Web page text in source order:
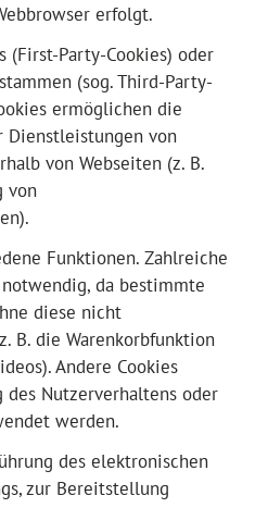
erfolgt.
(First-Party-Cookies) oder
(sog. Third-Party-
ermöglichen die
Dienstleistungen von
von Webseiten (z. B.
von
Funktionen. Zahlreiche
da bestimmte
diese nicht
B. die Warenkorbfunktion
Andere Cookies
des Nutzerverhaltens oder
werden.
des elektronischen
zur Bereitstellung